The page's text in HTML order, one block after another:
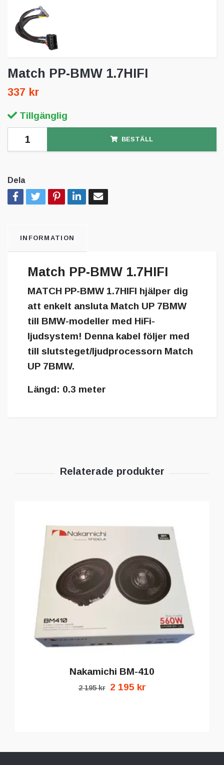
Match PP-BMW 1.7HIFI
337 kr
Tillgänglig
BESTÄLL
Dela
INFORMATION
Match PP-BMW 1.7HIFI
MATCH PP-BMW 1.7HIFI hjälper dig
att enkelt ansluta Match UP 7BMW
till BMW-modeller med HiFi-
ljudsystem! Denna kabel följer med
till slutsteget/ljudprocessorn Match
UP 7BMW.
Längd: 0.3 meter
Nakamichi BM-410
2 195 kr 2 195 kr